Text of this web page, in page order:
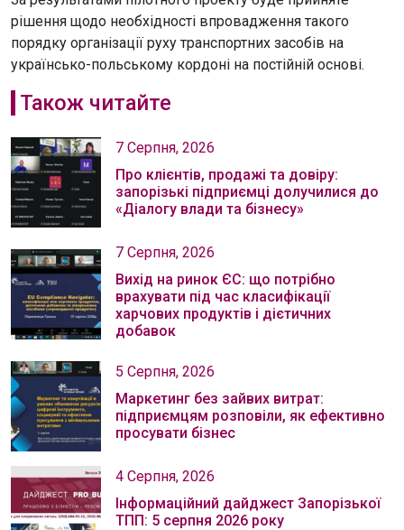
рішення щодо необхідності впровадження такого
порядку організації руху транспортних засобів на
українсько-польському кордоні на постійній основі.
Також читайте
7 Серпня, 2026
Про клієнтів, продажі та довіру:
запорізькі підприємці долучилися до
«Діалогу влади та бізнесу»
7 Серпня, 2026
Вихід на ринок ЄС: що потрібно
врахувати під час класифікації
харчових продуктів і дієтичних
добавок
5 Серпня, 2026
Маркетинг без зайвих витрат:
підприємцям розповіли, як ефективно
просувати бізнес
4 Серпня, 2026
Інформаційний дайджест Запорізької
ТПП: 5 серпня 2026 року